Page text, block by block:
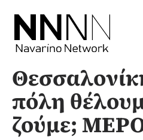
content
πόλη
ζούμε;